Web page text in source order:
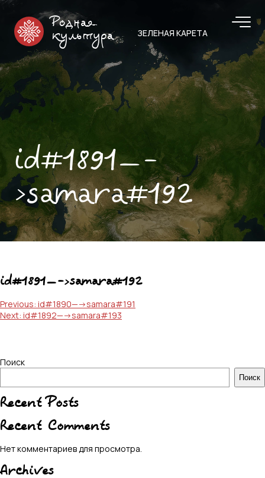
Родная
культура
ЗЕЛЕНАЯ КАРЕТА
id#1891—-
>samara#192
id#1891—->samara#192
Навигация
по
Previous: id#1890—->samara#191
Next: id#1892—->samara#193
Поиск
Поиск
Recent Posts
Recent Comments
Нет комментариев для просмотра.
Archives